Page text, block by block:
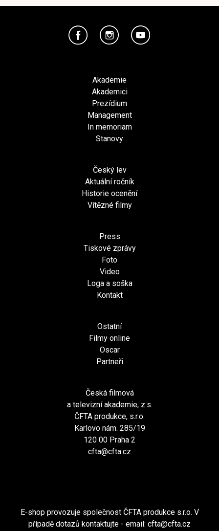
Akademie
Akademici
Prezídium
Management
In memoriam
Stanovy
Český lev
Aktuální ročník
Historie ocenění
Vítězné filmy
Press
Tiskové zprávy
Foto
Video
Loga a soška
Kontakt
Ostatní
Filmy online
Oscar
Partneři
Česká filmová
a televizní akademie, z.s.
ČFTA produkce, s.r.o.
Karlovo nám. 285/19
120 00 Praha 2
cfta@cfta.cz
E-shop provozuje společnost ČFTA produkce s.r.o. V
případě dotazů kontaktujte - email: cfta@cfta.cz